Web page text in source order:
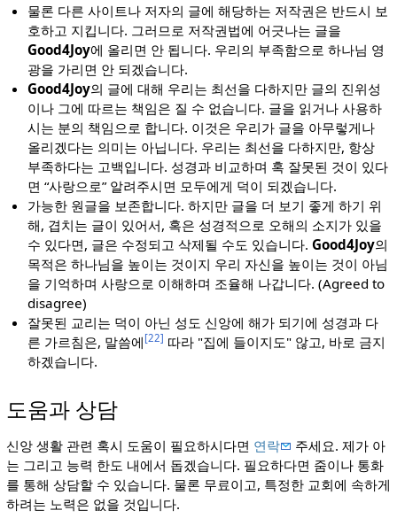
물론 다른 사이트나 저자의 글에 해당하는 저작권은 반드시 보
호하고 지킵니다. 그러므로 저작권법에 어긋나는 글을
Good4Joy에 올리면 안 됩니다. 우리의 부족함으로 하나님 영
광을 가리면 안 되겠습니다.
Good4Joy의 글에 대해 우리는 최선을 다하지만 글의 진위성
이나 그에 따르는 책임은 질 수 없습니다. 글을 읽거나 사용하
시는 분의 책임으로 합니다. 이것은 우리가 글을 아무렇게나
올리겠다는 의미는 아닙니다. 우리는 최선을 다하지만, 항상
부족하다는 고백입니다. 성경과 비교하며 혹 잘못된 것이 있다
면 “사랑으로” 알려주시면 모두에게 덕이 되겠습니다.
가능한 원글을 보존합니다. 하지만 글을 더 보기 좋게 하기 위
해, 겹치는 글이 있어서, 혹은 성경적으로 오해의 소지가 있을
수 있다면, 글은 수정되고 삭제될 수도 있습니다.Good4Joy의
목적은 하나님을 높이는 것이지 우리 자신을 높이는 것이 아님
을 기억하며 사랑으로 이해하며 조율해 나갑니다. (Agreed to
disagree)
잘못된 교리는 덕이 아닌 성도 신앙에 해가 되기에 성경과 다
른 가르침은, 말씀에 [22] 따라 "집에 들이지도" 않고, 바로 금지
하겠습니다.
도움과 상담
신앙 생활 관련 혹시 도움이 필요하시다면 연락
주세요. 제가 아
는 그리고 능력 한도 내에서 돕겠습니다. 필요하다면 줌이나 통화
를 통해 상담할 수 있습니다. 물론 무료이고, 특정한 교회에 속하게
하려는 노력은 없을 것입니다.